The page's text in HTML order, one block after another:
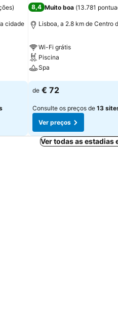
)
cidade
8,4 Muito boa (13.781
Lisboa, a 2.8 km de Centro
Wi-Fi grátis
Piscina
Spa
Ver preços
de € 72
Consulte os preços de 13
Ver preços
Ver todas as estadias